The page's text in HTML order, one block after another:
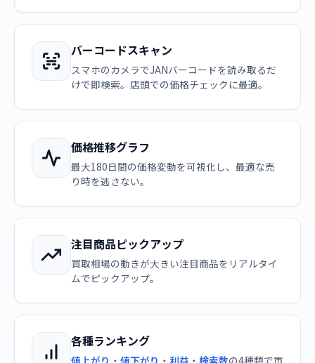
バーコードスキャン
スマホのカメラでJANバーコードを読み取るだ
けで即検索。店頭での価格チェックに最適。
価格推移グラフ
最大180日間の価格変動を可視化し、最適な売
り時を逃さない。
注目商品ピックアップ
買取相場の動きが大きい注目商品をリアルタイ
ムでピックアップ。
各種ランキング
値上がり ・ 値下がり ・ 利益 ・ 検索数の4種類で市